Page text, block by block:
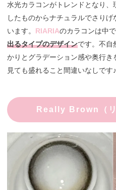
水光カラコンがトレンドとなり、
したものからナチュラルでさり
います。 RIARIAのカラコンは中
出るタイプのデザインです。不自
かりとグラデーション感や奥行
見ても盛れること間違いなしです♪
Really Brown（リ